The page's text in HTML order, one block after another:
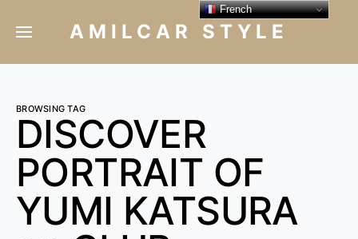
AMILCAR STYLE
BROWSING TAG
DISCOVER
PORTRAIT OF
YUMI KATSURA
French